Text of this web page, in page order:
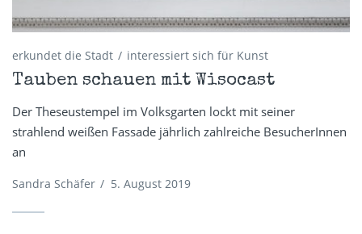
erkundet die Stadt interessiert sich für Kunst
Tauben schauen mit Wisocast
Der Theseustempel im Volksgarten lockt mit seiner
strahlend weißen Fassade jährlich zahlreiche BesucherInnen
an
Sandra Schäfer / 5. August 2019